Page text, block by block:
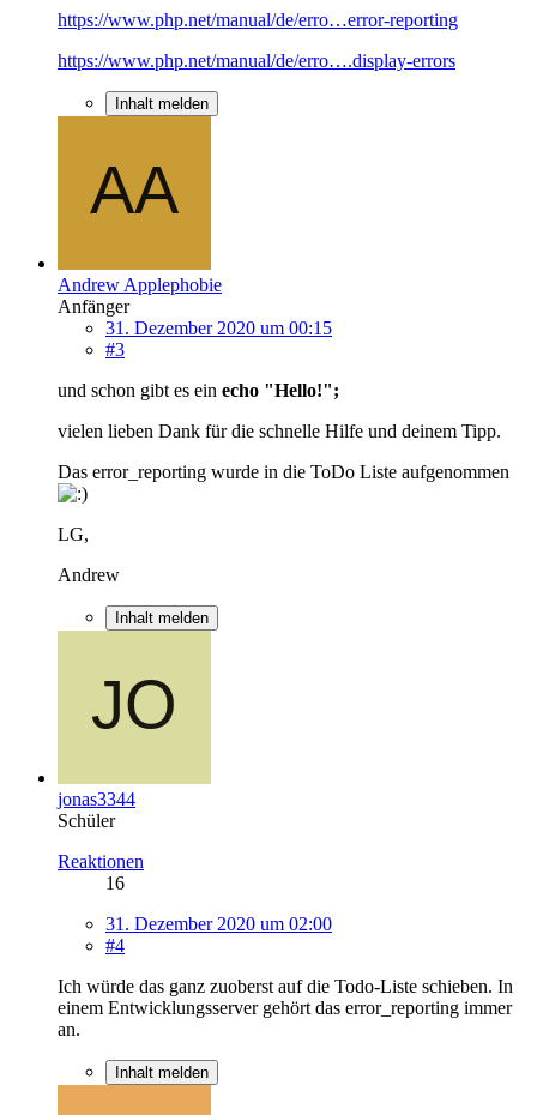
https://www.php.net/manual/de/erro…error-reporting
https://www.php.net/manual/de/erro….display-errors
Inhalt melden
Andrew Applephobie
Anfänger
31. Dezember 2020 um 00:15
#3
und schon gibt es ein echo "Hello!";
vielen lieben Dank für die schnelle Hilfe und deinem Tipp.
Das error_reporting wurde in die ToDo Liste aufgenommen
LG,
Andrew
Inhalt melden
jonas3344
Schüler
Reaktionen
16
31. Dezember 2020 um 02:00
#4
Ich würde das ganz zuoberst auf die Todo-Liste schieben. In
einem Entwicklungsserver gehört das error_reporting immer
an.
Inhalt melden